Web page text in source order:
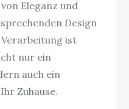
Eleganz und
Design
ist
nur ein
auch ein
Zuhause.